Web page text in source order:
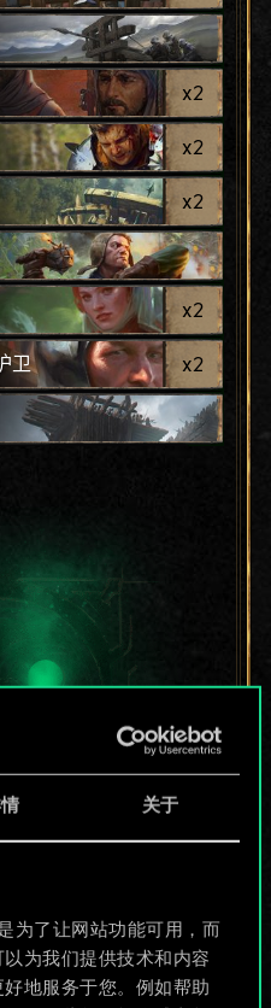
关于
为了让网站功能可用，而
为我们提供技术和内容
地服务于您。例如帮助
x2
x2
x2
x2
卫 x2
享了一套
的不止这